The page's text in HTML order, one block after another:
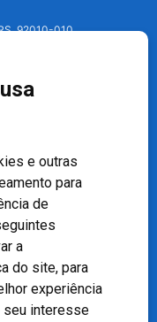
e outras
para
de
a
do site, para
experiência
seu interesse
92010-010
Porto Alegre -
Porto Alegre – RS,